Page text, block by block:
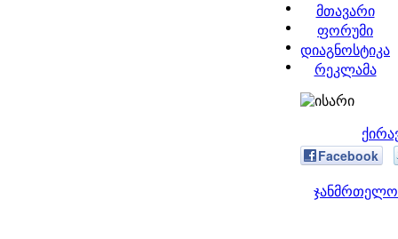
მთავარი
ფორუმი
დიაგნოსტიკა
რეკლამა
Facebook